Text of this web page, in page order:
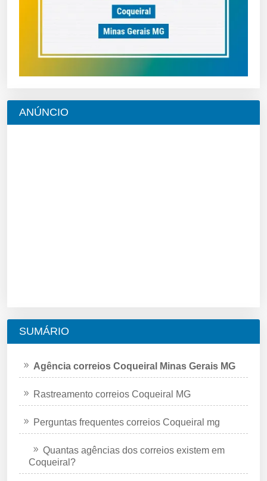
ANÚNCIO
SUMÁRIO
Agência correios Coqueiral Minas Gerais MG
Rastreamento correios Coqueiral MG
Perguntas frequentes correios Coqueiral mg
Quantas agências dos correios existem em
Coqueiral?